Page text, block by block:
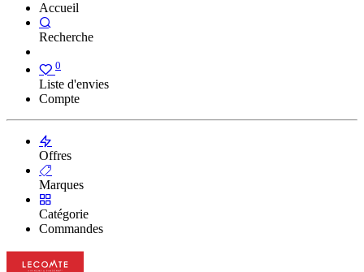
Accueil
Recherche
0
Liste d'envies
Compte
Offres
Marques
Catégorie
Commandes